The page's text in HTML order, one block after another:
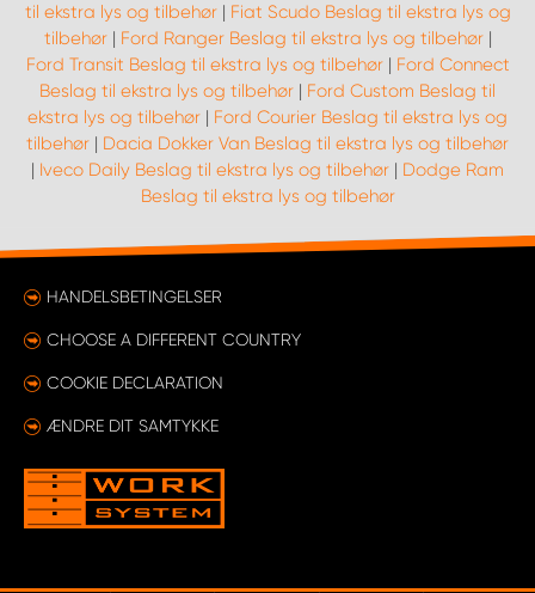
til ekstra lys og tilbehør| Fiat Scudo Beslag til ekstra lys og
tilbehør| Ford Ranger Beslag til ekstra lys og tilbehør|
Ford Transit Beslag til ekstra lys og tilbehør| Ford Connect
Beslag til ekstra lys og tilbehør | Ford Custom Beslag til
ekstra lys og tilbehør | Ford Courier Beslag til ekstra lys og
tilbehør | Dacia Dokker Van Beslag til ekstra lys og tilbehør
| Iveco Daily Beslag til ekstra lys og tilbehør | Dodge Ram
Beslag til ekstra lys og tilbehør
HANDELSBETINGELSER
CHOOSE A DIFFERENT COUNTRY
COOKIE DECLARATION
ÆNDRE DIT SAMTYKKE